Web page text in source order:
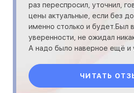
раз переспросил, уточнил,
цены актуальные, если без
именно столько и будет.Был
уверенности, не ожидал
А надо было наверное ещё и
ЧИТАТЬ